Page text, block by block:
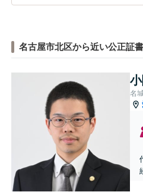
名古屋市北区から近い公正証
名